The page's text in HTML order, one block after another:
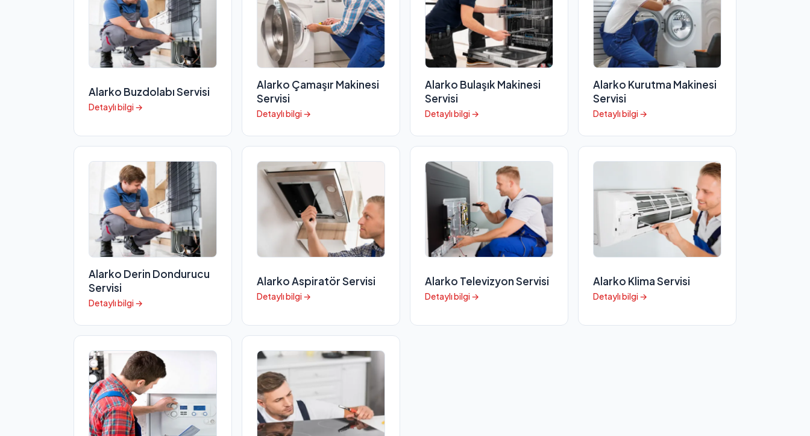
Alarko Buzdolabı Servisi
Detaylı bilgi →
Alarko Çamaşır Makinesi
Servisi
Detaylı bilgi →
Alarko Bulaşık Makinesi
Servisi
Detaylı bilgi →
Alarko Kurutma Makinesi
Servisi
Detaylı bilgi →
Alarko Derin Dondurucu
Servisi
Detaylı bilgi →
Alarko Aspiratör Servisi
Detaylı bilgi →
Alarko Televizyon Servisi
Detaylı bilgi →
Alarko Klima Servisi
Detaylı bilgi →